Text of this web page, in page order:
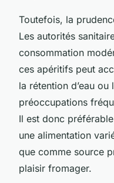
Toutefois, la
Les autorités
consommation
ces apéritifs peut
la rétention d’eau ou
préoccupations
Il est donc
une alimentation
que comme source
plaisir fromager.